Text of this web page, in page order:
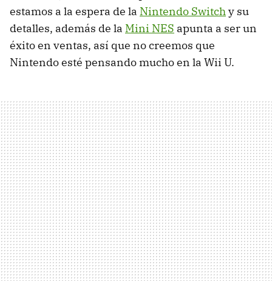
estamos a la espera de la Nintendo Switchy su
detalles, además de la Mini NES apunta a ser un
éxito en ventas, así que no creemos que
Nintendo esté pensando mucho en la Wii U.